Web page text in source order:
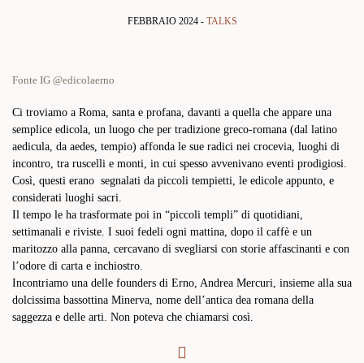
FEBBRAIO 2024 - TALKS
Fonte IG @edicolaerno
Ci troviamo a Roma, santa e profana, davanti a quella che appare una
semplice edicola, un luogo che per tradizione greco-romana (dal latino
aedicula, da aedes, tempio) affonda le sue radici nei crocevia, luoghi di
incontro, tra ruscelli e monti, in cui spesso avvenivano eventi prodigiosi.
Così, questi erano segnalati da piccoli tempietti, le edicole appunto, e
considerati luoghi sacri.
Il tempo le ha trasformate poi in “piccoli templi” di quotidiani,
settimanali e riviste. I suoi fedeli ogni mattina, dopo il caffè e un
maritozzo alla panna, cercavano di svegliarsi con storie affascinanti e con
l’odore di carta e inchiostro.
Incontriamo una delle founders di Erno, Andrea Mercuri, insieme alla sua
dolcissima bassottina Minerva, nome dell’antica dea romana della
saggezza e delle arti. Non poteva che chiamarsi così.